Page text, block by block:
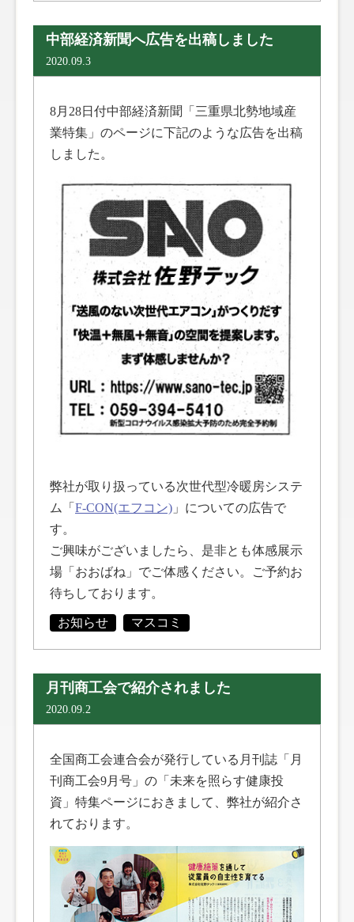
中部経済新聞へ広告を出稿しました
2020.09.3
8月28日付中部経済新聞「三重県北勢地域産
業特集」のページに下記のような広告を出稿
しました。
弊社が取り扱っている次世代型冷暖房システ
ム「 F-CON(エフコン) 」についての広告で
す。
ご興味がございましたら、是非とも体感展示
場「おおばね」でご体感ください。ご予約お
待ちしております。
お知らせ マスコミ
月刊商工会で紹介されました
2020.09.2
全国商工会連合会が発行している月刊誌「月
刊商工会9月号」の「未来を照らす健康投
資」特集ページにおきまして、弊社が紹介さ
れております。